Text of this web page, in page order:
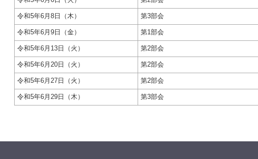
令和5年6月8日（木） 第3部会
令和5年6月9日（金） 第1部会
令和5年6月13日（火） 第2部会
令和5年6月20日（火） 第2部会
令和5年6月27日（火） 第2部会
令和5年6月29日（木） 第3部会